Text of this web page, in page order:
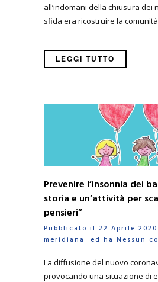
all’indomani della chiusura dei
sfida era ricostruire la
LEGGI TUTTO
Prevenire l’insonnia dei
storia e un’attività per
pensieri”
Pubblicato il 22 Aprile
meridiana
ed ha Nessun
La diffusione del nuovo
provocando una situazione di